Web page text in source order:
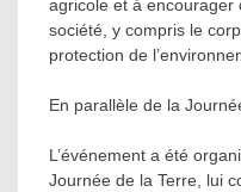
agricole et à encourager
société, y compris le
protection de
En parallèle de la
L’événement a été
Journée de la Terre, lui